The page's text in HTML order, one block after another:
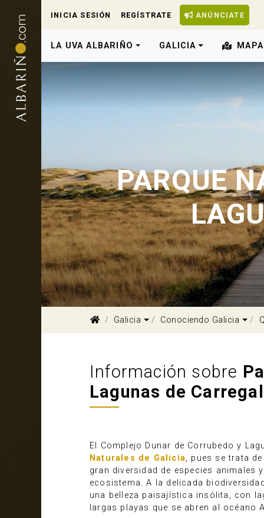
INICIA SESIÓN REGÍSTRATE ANÚNCIATE
LA UVA ALBARIÑO GALICIA MAPA
PARQUE
Galicia Dropdown
Conociendo Galicia
Información sobre
Lagunas de
El Complejo Dunar de Corrubedo y
Naturales de Galicia, pues se trata
gran diversidad de especies animales
ecosistema. A la delicada
una belleza paisajística insólita, con
largas playas que se abren al océano